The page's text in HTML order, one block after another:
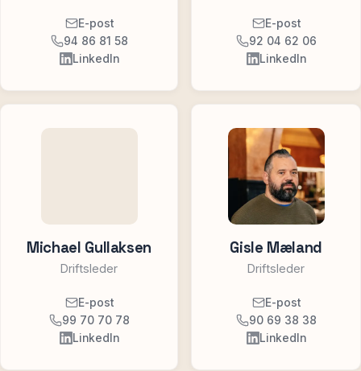
E-post
94 86 81 58
LinkedIn
E-post
92 04 62 06
LinkedIn
Michael Gullaksen
Driftsleder
E-post
99 70 70 78
LinkedIn
Gisle Mæland
Driftsleder
E-post
90 69 38 38
LinkedIn